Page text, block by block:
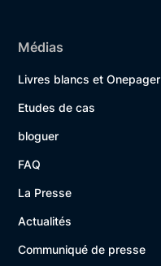
Médias
Livres blancs et Onepager
Etudes de cas
bloguer
FAQ
La Presse
Actualités
Communiqué de presse